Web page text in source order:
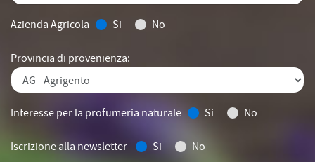
Azienda Agricola Si No
Provincia di provenienza:
Interesse per la profumeria naturale Si No
Iscrizione alla newsletter Si No